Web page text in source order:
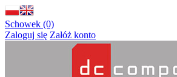
Schowek (0)
Zaloguj się Załóż konto